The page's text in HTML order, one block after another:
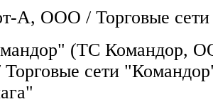
А, ООО / Торговые
(ТС Командор,
сети